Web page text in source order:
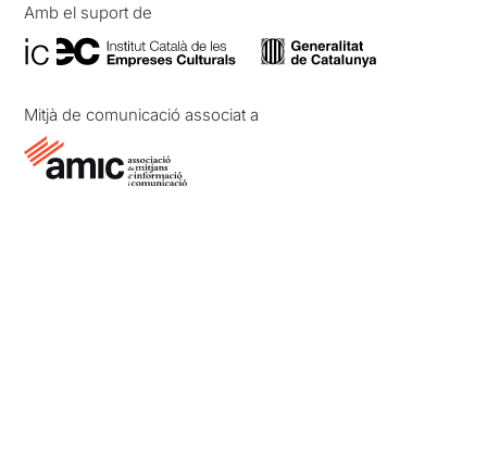
Amb el suport de
Mitjà de comunicació associat a